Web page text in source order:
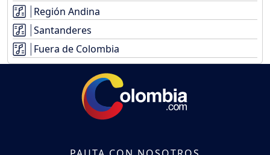
Región Andina
Santanderes
Fuera de Colombia